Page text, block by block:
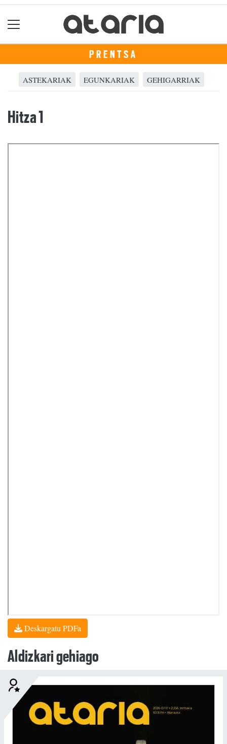
PRENTSA
ASTEKARIAK EGUNKARIAK GEHIGARRIAK
Hitza 1
Deskargatu PDFa
Aldizkari gehiago